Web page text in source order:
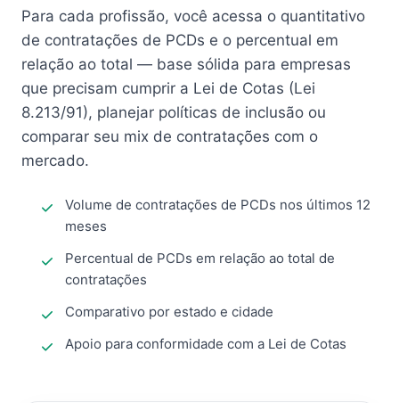
Para cada profissão, você acessa o quantitativo
de contratações de PCDs e o percentual em
relação ao total — base sólida para empresas
que precisam cumprir a Lei de Cotas (Lei
8.213/91), planejar políticas de inclusão ou
comparar seu mix de contratações com o
mercado.
Volume de contratações de PCDs nos últimos 12
meses
Percentual de PCDs em relação ao total de
contratações
Comparativo por estado e cidade
Apoio para conformidade com a Lei de Cotas